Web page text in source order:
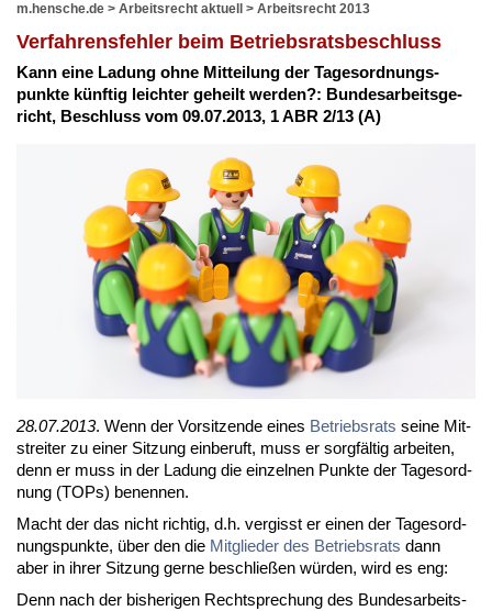
m.hensche.de > Arbeitsrecht aktuell > Arbeitsrecht 2013
Ver­fah­rens­feh­ler beim Be­triebs­rats­be­schluss
Kann ei­ne La­dung oh­ne Mit­tei­lung der Ta­ges­ord­nungs­
punk­te künf­tig leich­ter ge­heilt wer­den?: Bun­des­ar­beits­ge­
richt, Be­schluss vom 09.07.2013, 1 ABR 2/13 (A)
28.07.2013. Wenn der Vor­sit­zen­de ei­nes Be­triebs­rats sei­ne Mit­
strei­ter zu ei­ner Sit­zung ein­be­ruft, muss er sorg­fäl­tig ar­bei­ten,
denn er muss in der La­dung die ein­zel­nen Punk­te der Ta­ges­ord­
nung (TOPs) be­nen­nen.
Macht der das nicht rich­tig, d.h. ver­gisst er ei­nen der Ta­ges­ord­
nungs­punk­te, über den die Mit­glie­der des Be­triebs­rats dann
aber in ih­rer Sit­zung ger­ne be­schlie­ßen wür­den, wird es eng:
Denn nach der bis­he­ri­gen Recht­spre­chung des Bun­des­ar­beits­